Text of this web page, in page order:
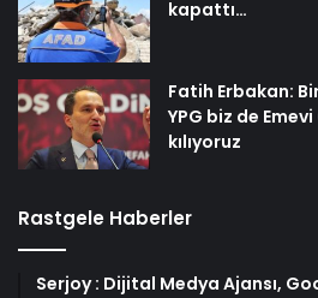
kapattı…
Fatih Erbakan:
YPG biz de
kılıyoruz
Rastgele Haberler
Serjoy : Dijital Medya Ajansı,